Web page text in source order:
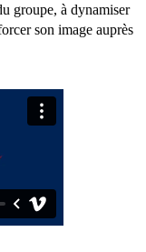
groupe, à dynamiser
son image auprès